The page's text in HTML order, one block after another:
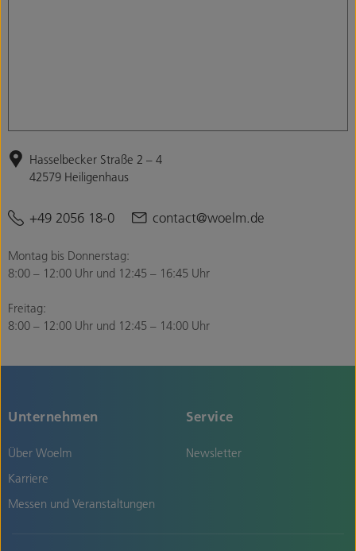
Hasselbecker Straße 2 – 4
42579 Heiligenhaus
+49 2056 18-0 contact@woelm.de
Montag bis Donnerstag:
8:00 – 12:00 Uhr und 12:45 – 16:45 Uhr
Freitag:
8:00 – 12:00 Uhr und 12:45 – 14:00 Uhr
Unternehmen
Über Woelm
Karriere
Messen und Veranstaltungen
Service
Newsletter